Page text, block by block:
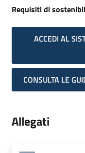
Requisiti di
ACCEDI AL
CONSULTA LE
Allegati